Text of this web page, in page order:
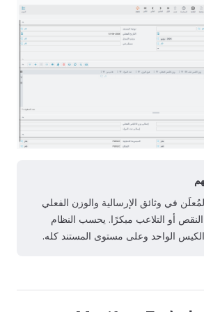
في وثائق الإرسالية والوزن الفعلي
أو التلاعب مبكرًا. يحسب النظام
الواحد وعلى مستوى المستند كله.